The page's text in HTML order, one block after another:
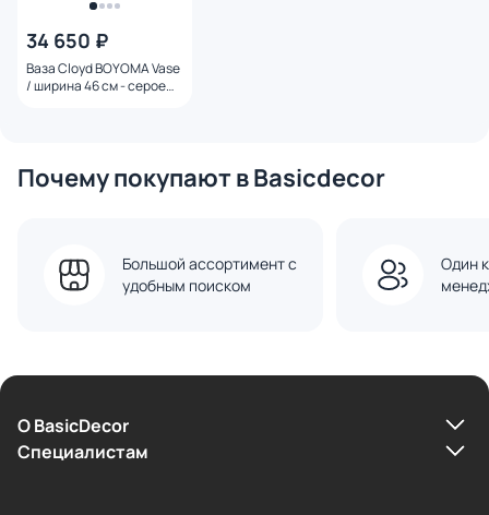
34 650 ₽
Ваза Cloyd BOYOMA Vase
/ ширина 46 см - серое
Почему покупают в Basicdecor
Большой ассортимент с
удобным поиском
Один
О BasicDecor
Cпециалистам